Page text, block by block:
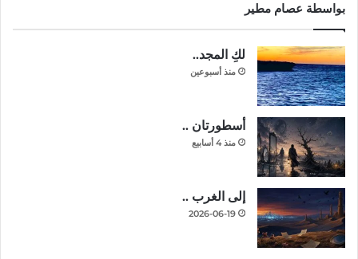
بواسطة عصام مطير
لكِ المجد..
منذ أسبوعين
أسطورتان ..
منذ 4 أسابيع
إلى الغرب ..
2026-06-19